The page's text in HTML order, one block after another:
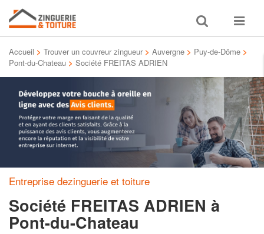
Toggle
search
Toggle
Accueil > Trouver un couvreur zingueur > Auvergne > Puy-de-Dôme >
Pont-du-Chateau > Société FREITAS ADRIEN
Entreprise dezinguerie et toiture
Société FREITAS ADRIEN à
Pont-du-Chateau